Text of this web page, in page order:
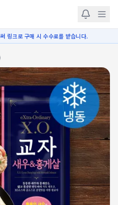
링크로 구매 시 수수료를 받습니다.